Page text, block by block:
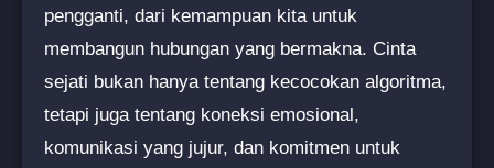
pengganti, dari kemampuan kita untuk
membangun hubungan yang bermakna. Cinta
sejati bukan hanya tentang kecocokan algoritma,
tetapi juga tentang koneksi emosional,
komunikasi yang jujur, dan komitmen untuk